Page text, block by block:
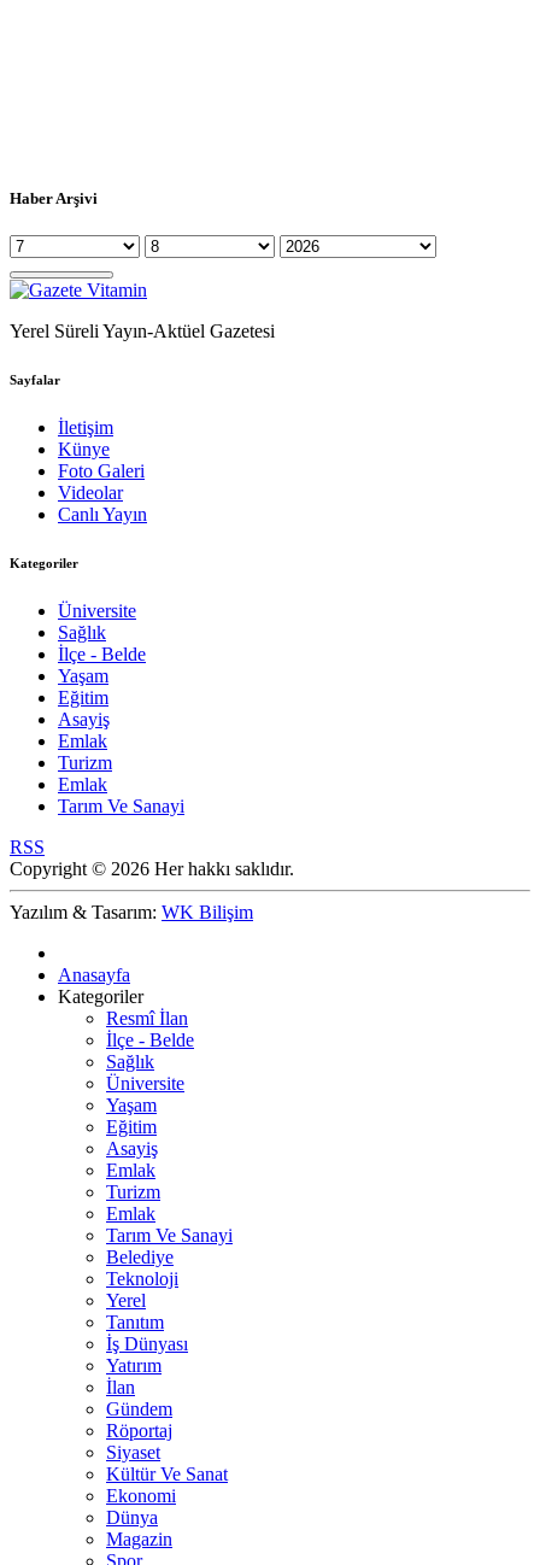
Haber Arşivi
Yerel Süreli Yayın-Aktüel Gazetesi
Sayfalar
İletişim
Künye
Foto Galeri
Videolar
Canlı Yayın
Kategoriler
Üniversite
Sağlık
İlçe - Belde
Yaşam
Eğitim
Asayiş
Emlak
Turizm
Emlak
Tarım Ve Sanayi
RSS
Copyright © 2026 Her hakkı saklıdır.
Yazılım & Tasarım: WK Bilişim
Anasayfa
Kategoriler
Resmî İlan
İlçe - Belde
Sağlık
Üniversite
Yaşam
Eğitim
Asayiş
Emlak
Turizm
Emlak
Tarım Ve Sanayi
Belediye
Teknoloji
Yerel
Tanıtım
İş Dünyası
Yatırım
İlan
Gündem
Röportaj
Siyaset
Kültür Ve Sanat
Ekonomi
Dünya
Magazin